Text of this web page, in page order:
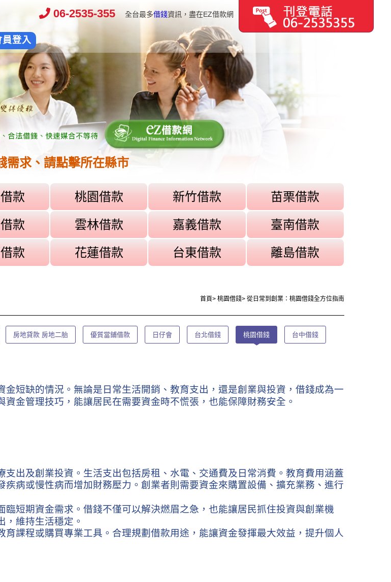
06-2535-355 全台最多借錢資訊，盡在EZ借款網
員登入
需求、請點擊所在縣市
款 桃園借款 新竹借款 苗栗借款
款 雲林借款 嘉義借款 臺南借款
款 花蓮借款 台東借款 離島借款
首頁> 桃園借錢> 從日常到創業：桃園借錢全方位指南
房地貸款 房地二胎 優質當鋪借款 日仔會 台北借錢 桃園借錢 台中借錢
短缺的情況。無論是日常生活開銷、教育支出，還是創業與投資，借錢成為一
金管理技巧，能讓居民在需要資金時不慌張，也能保障財務安全。
出及創業投資。生活支出包括房租、水電、交通費及日常消費。教育費用涵蓋
病或慢性病而增加財務壓力。創業者則需要資金來購置設備、擴充業務、進行
短期資金需求。借錢不僅可以解決燃眉之急，也能讓居民抓住投資與創業機
，維持生活穩定。
課程或購買專業工具。合理規劃借款用途，能讓資金發揮最大效益，提升個人